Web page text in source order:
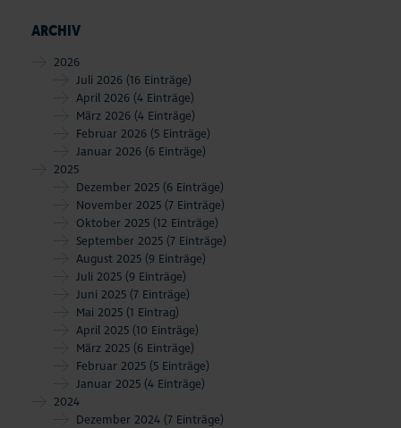
ARCHIV
2026
Juli 2026 (16 Einträge)
April 2026 (4 Einträge)
März 2026 (4 Einträge)
Februar 2026 (5 Einträge)
Januar 2026 (6 Einträge)
2025
Dezember 2025 (6 Einträge)
November 2025 (7 Einträge)
Oktober 2025 (12 Einträge)
September 2025 (7 Einträge)
August 2025 (9 Einträge)
Juli 2025 (9 Einträge)
Juni 2025 (7 Einträge)
Mai 2025 (1 Eintrag)
April 2025 (10 Einträge)
März 2025 (6 Einträge)
Februar 2025 (5 Einträge)
Januar 2025 (4 Einträge)
2024
Dezember 2024 (7 Einträge)